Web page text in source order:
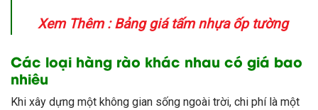
Xem Thêm :Bảng giá tấm nhựa ốp tường
Các loại hàng rào khác nhau có giá bao
nhiêu
Khi xây dựng một không gian sống ngoài trời, chi phí là một